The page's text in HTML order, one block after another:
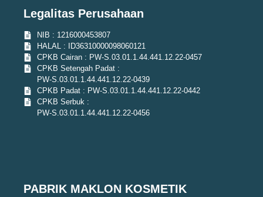
Legalitas Perusahaan
NIB : 1216000453807
HALAL : ID36310000098060121
CPKB Cairan : PW-S.03.01.1.44.441.12.22-0457
CPKB Setengah Padat :
PW-S.03.01.1.44.441.12.22-0439
CPKB Padat : PW-S.03.01.1.44.441.12.22-0442
CPKB Serbuk :
PW-S.03.01.1.44.441.12.22-0456
PABRIK MAKLON KOSMETIK